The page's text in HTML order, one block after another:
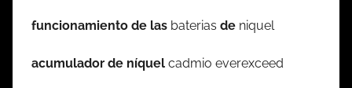
funcionamiento de las baterias de niquel
acumulador de níquel cadmio everexceed